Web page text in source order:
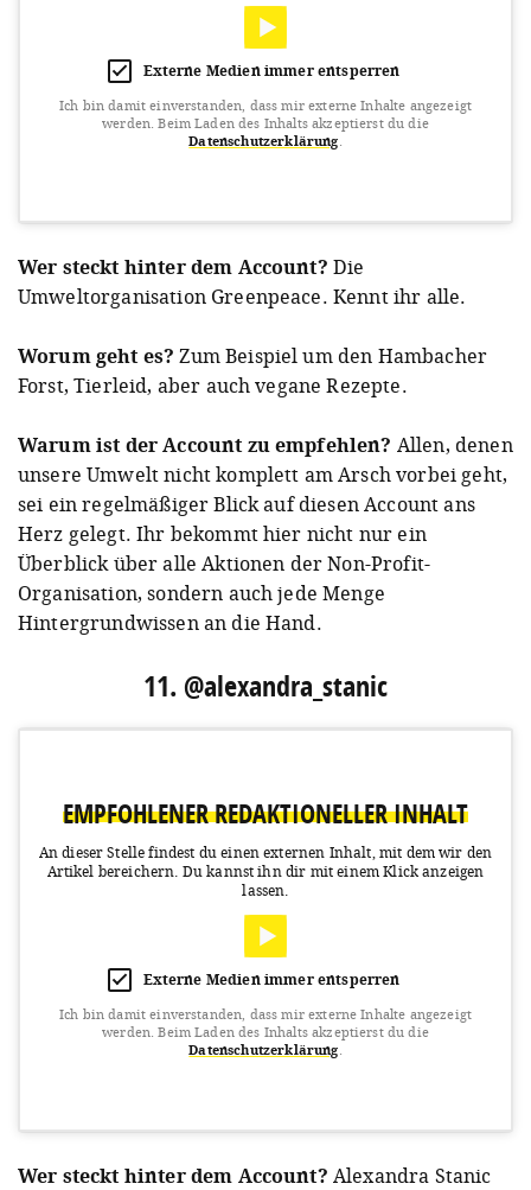
Externe Medien immer entsperren
Ich bin damit einverstanden, dass mir externe Inhalte angezeigt
werden. Beim Laden des Inhalts akzeptierst du die
Datenschutzerklärung
A post shared by Greenpeace Deutschland (@greenpeace.de)
Wer steckt hinter dem Account? Die
Umweltorganisation Greenpeace. Kennt ihr alle.
Worum geht es?Zum Beispiel um den Hambacher
Forst, Tierleid, aber auch vegane Rezepte.
Warum ist der Account zu empfehlen? Allen, denen
unsere Umwelt nicht komplett am Arsch vorbei geht,
sei ein regelmäßiger Blick auf diesen Account ans
Herz gelegt. Ihr bekommt hier nicht nur ein
Überblick über alle Aktionen der Non-Profit-
Organisation, sondern auch jede Menge
Hintergrundwissen an die Hand.
11. @alexandra_stanic
EMPFOHLENER REDAKTIONELLER INHALT
An dieser Stelle findest du einen externen Inhalt, mit dem wir den
Artikel bereichern. Du kannst ihn dir mit einem Klick anzeigen
lassen.
Externe Medien immer entsperren
Ich bin damit einverstanden, dass mir externe Inhalte angezeigt
werden. Beim Laden des Inhalts akzeptierst du die
Datenschutzerklärung
Wer steckt hinter dem Account? Alexandra Stanic